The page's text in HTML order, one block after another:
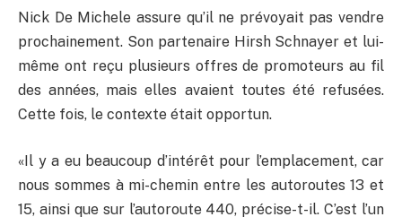
Nick De Michele assure qu’il ne prévoyait pas vendre
prochainement. Son partenaire Hirsh Schnayer et lui-
même ont reçu plusieurs offres de promoteurs au fil
des années, mais elles avaient toutes été refusées.
Cette fois, le contexte était opportun.
«Il y a eu beaucoup d’intérêt pour l’emplacement, car
nous sommes à mi-chemin entre les autoroutes 13 et
15, ainsi que sur l’autoroute 440, précise-t-il. C’est l’un